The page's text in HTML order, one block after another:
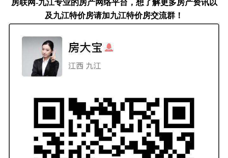
房联网-九江专业的房产网络平台，想了解更多房产资讯以
及九江特价房请加九江特价房交流群！